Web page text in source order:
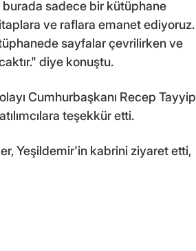
sadece bir kütüphane
ve raflara emanet ediyoruz.
sayfalar çevrilirken ve
diye konuştu.
Cumhurbaşkanı Recep Tayyip
teşekkür etti.
Yeşildemir'in kabrini ziyaret etti,